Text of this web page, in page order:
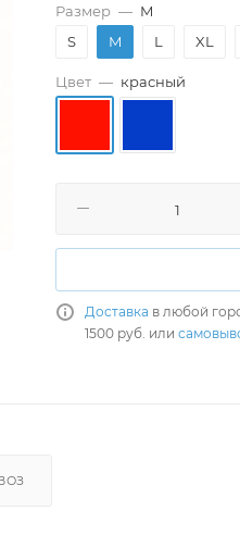
Размер — M
S
M L XL
Цвет — красный
Доставка в любой
1500 руб. или